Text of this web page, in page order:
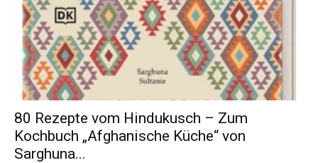
80 Rezepte vom Hindukusch – Zum
Kochbuch „Afghanische Küche“ von
Sarghuna...